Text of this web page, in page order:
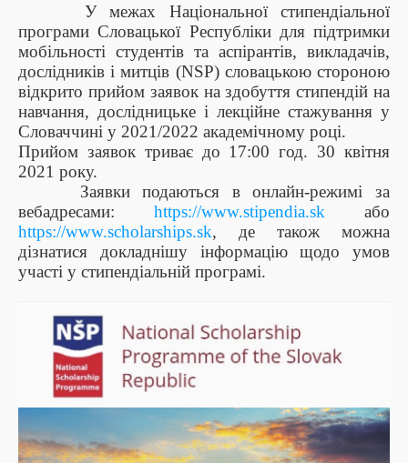
У межах Національної стипендіальної
програми Словацької Республіки для підтримки
мобільності студентів та аспірантів, викладачів,
дослідників і митців (NSP) словацькою стороною
відкрито прийом заявок на здобуття стипендій на
навчання, дослідницьке і лекційне стажування у
Словаччині у 2021/2022 академічному році.
Прийом заявок триває до 17:00 год. 30 квітня
2021 року.
Заявки подаються в онлайн-режимі за
вебадресами: https://www.stipendia.sk або
https://www.scholarships.sk, де також можна
дізнатися докладнішу інформацію щодо умов
участі у стипендіальній програмі.